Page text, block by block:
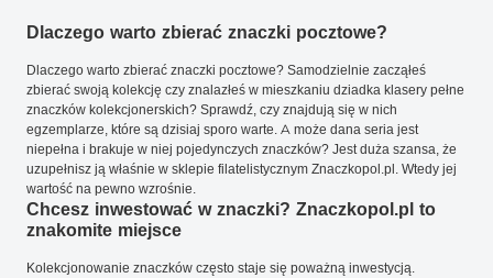
Dlaczego warto zbierać znaczki pocztowe?
Dlaczego warto zbierać znaczki pocztowe? Samodzielnie zacząłeś
zbierać swoją kolekcję czy znalazłeś w mieszkaniu dziadka klasery pełne
znaczków kolekcjonerskich? Sprawdź, czy znajdują się w nich
egzemplarze, które są dzisiaj sporo warte. A może dana seria jest
niepełna i brakuje w niej pojedynczych znaczków? Jest duża szansa, że
uzupełnisz ją właśnie w sklepie filatelistycznym Znaczkopol.pl. Wtedy jej
wartość na pewno wzrośnie.
Chcesz inwestować w znaczki? Znaczkopol.pl to
znakomite miejsce
Kolekcjonowanie znaczków często staje się poważną inwestycją.